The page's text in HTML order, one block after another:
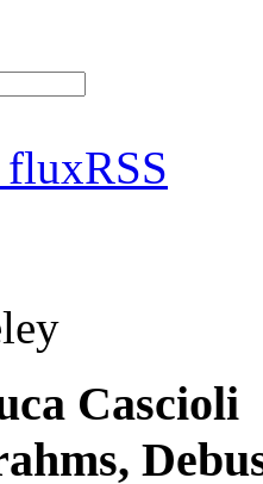
fluxRSS
Cascioli